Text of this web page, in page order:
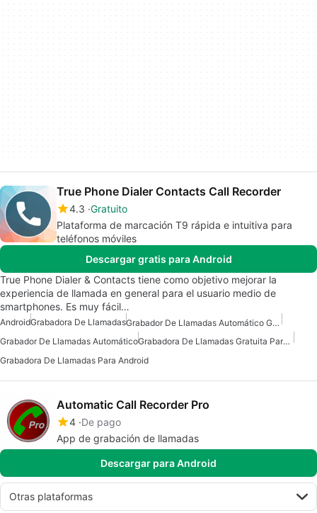
True Phone Dialer Contacts Call Recorder
4.3 Gratuito
Plataforma de marcación T9 rápida e intuitiva para
teléfonos móviles
Descargar gratis para Android
True Phone Dialer & Contacts tiene como objetivo mejorar la
experiencia de llamada en general para el usuario medio de
smartphones. Es muy fácil…
AndroidGrabadora De Llamadas
Grabador De Llamadas Automático Gratuito Para Android
Grabador De Llamadas Automático
Grabadora De Llamadas Gratuita Para Android
Grabadora De Llamadas Para Android
Automatic Call Recorder Pro
4 De pago
App de grabación de llamadas
Descargar para Android
Otras plataformas